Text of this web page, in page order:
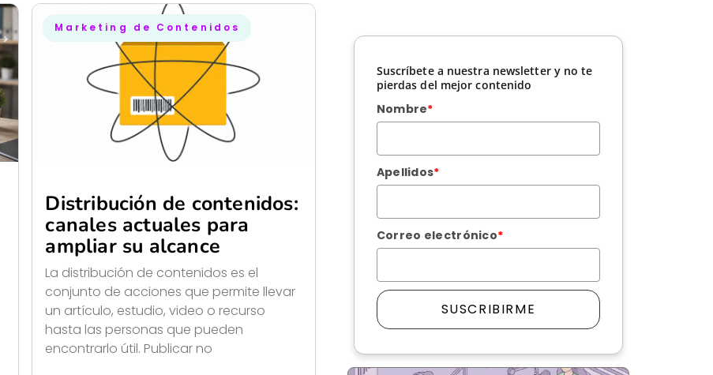
Marketing de Contenidos
Distribución de contenidos:
canales actuales para
ampliar su alcance
La distribución de contenidos es el
conjunto de acciones que permite llevar
un artículo, estudio, video o recurso
hasta las personas que pueden
encontrarlo útil. Publicar no
Suscríbete a nuestra newsletter y no te
pierdas del mejor contenido
Nombre*
Apellidos*
Correo electrónico*
SUSCRIBIRME